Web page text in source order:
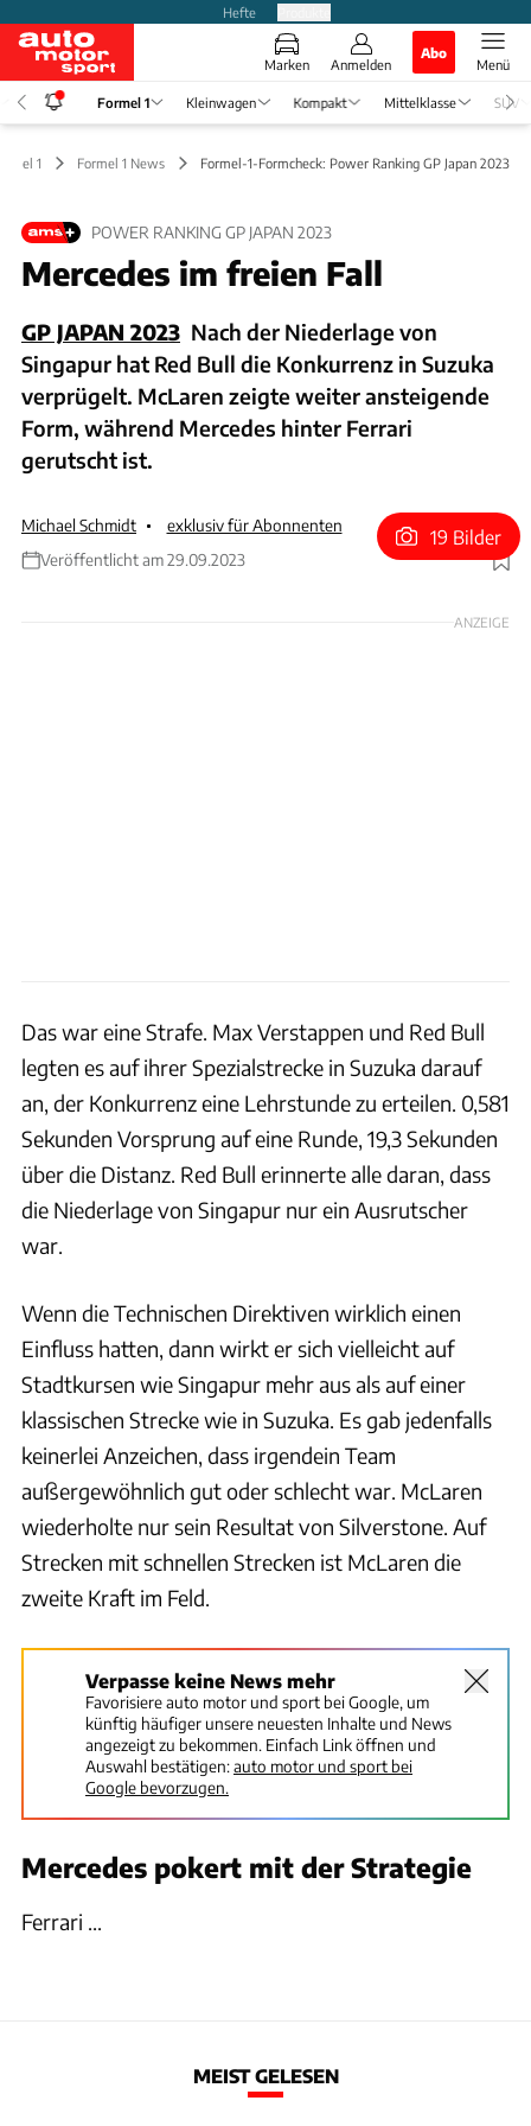
Hefte
Marken Anmelden
Abo
Menü
Formel 1 Kleinwagen Kompakt Mittelklasse SUV
1 Formel 1 News Formel-1-Formcheck: Power Ranking GP Japan 2023
POWER RANKING GP JAPAN 2023
Mercedes im freien Fall
GP JAPAN 2023 Nach der Niederlage von
Singapur hat Red Bull die Konkurrenz in Suzuka
verprügelt. McLaren zeigte weiter ansteigende
Form, während Mercedes hinter Ferrari
gerutscht ist.
Michael Schmidt
exklusiv für Abonnenten
Veröffentlicht am 29.09.2023
Foto: Wilhelm
19 Bilder
ANZEIGE
Das war eine Strafe. Max Verstappen und Red Bull
legten es auf ihrer Spezialstrecke in Suzuka darauf
an, der Konkurrenz eine Lehrstunde zu erteilen. 0,581
Sekunden Vorsprung auf eine Runde, 19,3 Sekunden
über die Distanz. Red Bull erinnerte alle daran, dass
die Niederlage von Singapur nur ein Ausrutscher
war.
Wenn die Technischen Direktiven wirklich einen
Einfluss hatten, dann wirkt er sich vielleicht auf
Stadtkursen wie Singapur mehr aus als auf einer
klassischen Strecke wie in Suzuka. Es gab jedenfalls
keinerlei Anzeichen, dass irgendein Team
außergewöhnlich gut oder schlecht war. McLaren
wiederholte nur sein Resultat von Silverstone. Auf
Strecken mit schnellen Strecken ist McLaren die
zweite Kraft im Feld.
Verpasse keine News mehr
Favorisiere auto motor und sport bei Google, um
künftig häufiger unsere neuesten Inhalte und News
angezeigt zu bekommen. Einfach Link öffnen und
Auswahl bestätigen:auto motor und sport bei
Google bevorzugen.
Mercedes pokert mit der Strategie
Ferrari ...
MEIST GELESEN